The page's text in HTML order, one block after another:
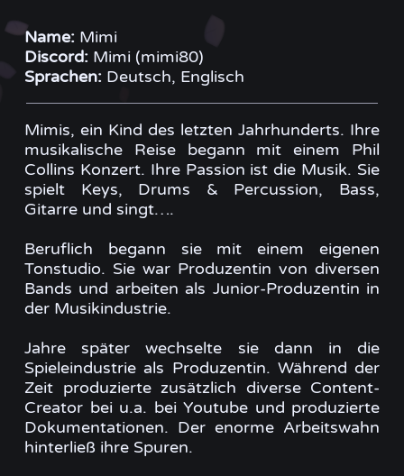
Name: Mimi
Discord: Mimi (mimi80)
Sprachen: Deutsch, Englisch
Mimis, ein Kind des letzten Jahrhunderts. Ihre
musikalische Reise begann mit einem Phil
Collins Konzert. Ihre Passion ist die Musik. Sie
spielt Keys, Drums & Percussion, Bass,
Gitarre und singt….
Beruflich begann sie mit einem eigenen
Tonstudio. Sie war Produzentin von diversen
Bands und arbeiten als Junior-Produzentin in
der Musikindustrie.
Jahre später wechselte sie dann in die
Spieleindustrie als Produzentin. Während der
Zeit produzierte zusätzlich diverse Content-
Creator bei u.a. bei Youtube und produzierte
Dokumentationen. Der enorme Arbeitswahn
hinterließ ihre Spuren.